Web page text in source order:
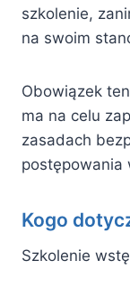
szkolenie,
na swoim
Obowiązek
ma na celu
zasadach
postępowania
Kogo
Szkolenie